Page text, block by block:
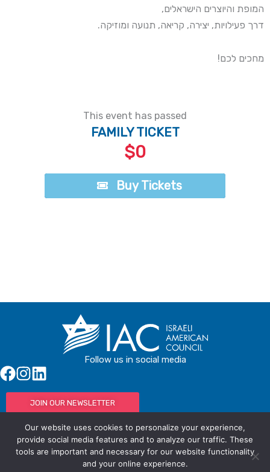
המופת והיוצרים הישראלים,
דרך פעילויות, יצירה, קריאה, תנועה ומוזיקה.
מחכים לכם!
This event has passed
FAMILY TICKET
$0
Buy Tickets
Follow us in social media
JOIN OUR NEWSLETTER
© IAC - All rights ReservedPowered by Activated Digital
Our website uses cookies to personalize your experience,
provide social media features and to analyze our traffic. These
tools are important and necessary for our website functionality
and your online experience.